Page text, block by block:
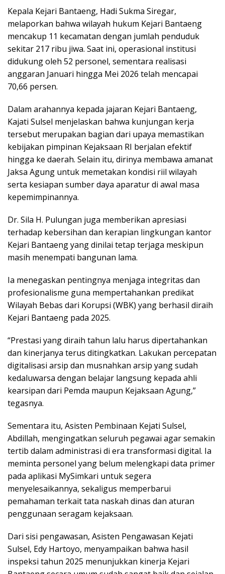
Kepala Kejari Bantaeng, Hadi Sukma Siregar,
melaporkan bahwa wilayah hukum Kejari Bantaeng
mencakup 11 kecamatan dengan jumlah penduduk
sekitar 217 ribu jiwa. Saat ini, operasional institusi
didukung oleh 52 personel, sementara realisasi
anggaran Januari hingga Mei 2026 telah mencapai
70,66 persen.
Dalam arahannya kepada jajaran Kejari Bantaeng,
Kajati Sulsel menjelaskan bahwa kunjungan kerja
tersebut merupakan bagian dari upaya memastikan
kebijakan pimpinan Kejaksaan RI berjalan efektif
hingga ke daerah. Selain itu, dirinya membawa amanat
Jaksa Agung untuk memetakan kondisi riil wilayah
serta kesiapan sumber daya aparatur di awal masa
kepemimpinannya.
Dr. Sila H. Pulungan juga memberikan apresiasi
terhadap kebersihan dan kerapian lingkungan kantor
Kejari Bantaeng yang dinilai tetap terjaga meskipun
masih menempati bangunan lama.
Ia menegaskan pentingnya menjaga integritas dan
profesionalisme guna mempertahankan predikat
Wilayah Bebas dari Korupsi (WBK) yang berhasil diraih
Kejari Bantaeng pada 2025.
“Prestasi yang diraih tahun lalu harus dipertahankan
dan kinerjanya terus ditingkatkan. Lakukan percepatan
digitalisasi arsip dan musnahkan arsip yang sudah
kedaluwarsa dengan belajar langsung kepada ahli
kearsipan dari Pemda maupun Kejaksaan Agung,”
tegasnya.
Sementara itu, Asisten Pembinaan Kejati Sulsel,
Abdillah, mengingatkan seluruh pegawai agar semakin
tertib dalam administrasi di era transformasi digital. Ia
meminta personel yang belum melengkapi data primer
pada aplikasi MySimkari untuk segera
menyelesaikannya, sekaligus memperbarui
pemahaman terkait tata naskah dinas dan aturan
penggunaan seragam kejaksaan.
Dari sisi pengawasan, Asisten Pengawasan Kejati
Sulsel, Edy Hartoyo, menyampaikan bahwa hasil
inspeksi tahun 2025 menunjukkan kinerja Kejari